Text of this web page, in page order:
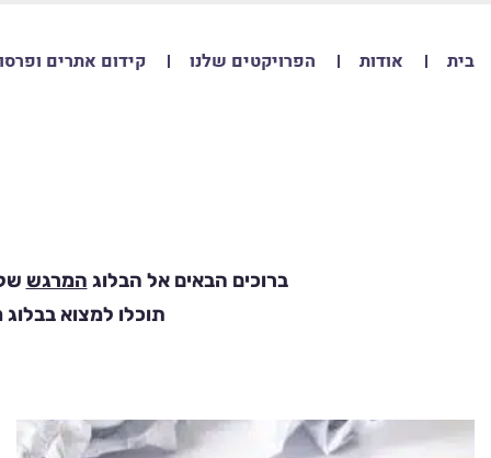
בית אודות הפרויקטים שלנו קידום אתרים
ברוכים הבאים אל הבלוג המרגש
תוכלו למצוא